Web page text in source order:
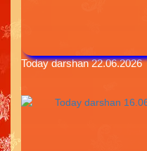
Today darshan 22.06.2026